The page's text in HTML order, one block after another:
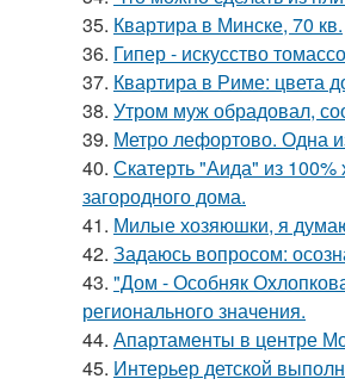
35. Квартира в Минске, 70 кв.
36. Гипер - искусство
37. Квартира в Риме: цвета
38. Утром муж обрадовал,
39. Метро лефортово. Одна
40. Скатерть "Аида" из 100%
загородного дома.
41. Милые хозяюшки, я
42. Задаюсь вопросом:
43. "Дом - Особняк
регионального значения.
44. Апартаменты в центре
45. Интерьер детской